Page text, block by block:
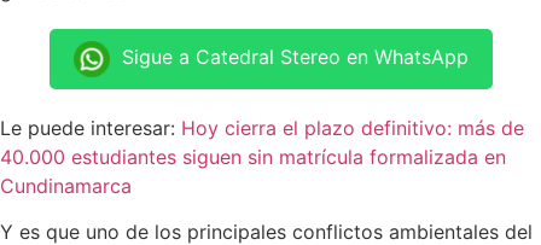
Sigue a Catedral Stereo en WhatsApp
Le puede interesar: Hoy cierra el plazo definitivo: más de
40.000 estudiantes siguen sin matrícula formalizada en
Cundinamarca
Y es que uno de los principales conflictos ambientales del